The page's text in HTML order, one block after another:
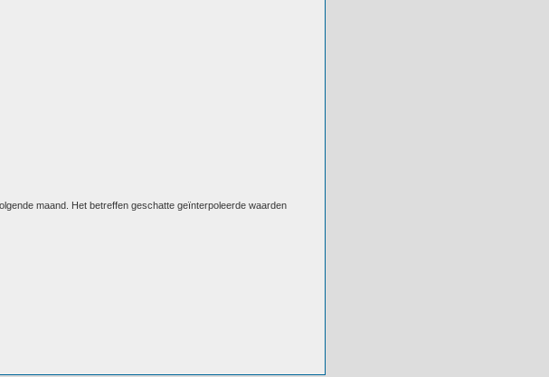
maand. Het betreffen geschatte geïnterpoleerde waarden